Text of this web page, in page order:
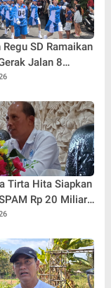
Regu SD Ramaikan
Jalan 8
di Buleleng
Tirta Hita Siapkan
Rp 20 Miliar,
Air Banyuning dan